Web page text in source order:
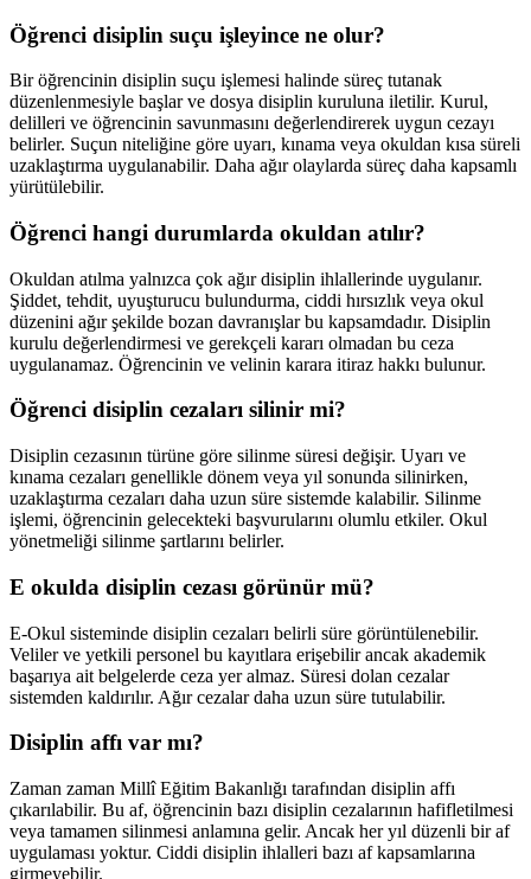
Öğrenci disiplin suçu işleyince ne olur?
Bir öğrencinin disiplin suçu işlemesi halinde süreç tutanak
düzenlenmesiyle başlar ve dosya disiplin kuruluna iletilir. Kurul,
delilleri ve öğrencinin savunmasını değerlendirerek uygun cezayı
belirler. Suçun niteliğine göre uyarı, kınama veya okuldan kısa süreli
uzaklaştırma uygulanabilir. Daha ağır olaylarda süreç daha kapsamlı
yürütülebilir.
Öğrenci hangi durumlarda okuldan atılır?
Okuldan atılma yalnızca çok ağır disiplin ihlallerinde uygulanır.
Şiddet, tehdit, uyuşturucu bulundurma, ciddi hırsızlık veya okul
düzenini ağır şekilde bozan davranışlar bu kapsamdadır. Disiplin
kurulu değerlendirmesi ve gerekçeli kararı olmadan bu ceza
uygulanamaz. Öğrencinin ve velinin karara itiraz hakkı bulunur.
Öğrenci disiplin cezaları silinir mi?
Disiplin cezasının türüne göre silinme süresi değişir. Uyarı ve
kınama cezaları genellikle dönem veya yıl sonunda silinirken,
uzaklaştırma cezaları daha uzun süre sistemde kalabilir. Silinme
işlemi, öğrencinin gelecekteki başvurularını olumlu etkiler. Okul
yönetmeliği silinme şartlarını belirler.
E okulda disiplin cezası görünür mü?
E-Okul sisteminde disiplin cezaları belirli süre görüntülenebilir.
Veliler ve yetkili personel bu kayıtlara erişebilir ancak akademik
başarıya ait belgelerde ceza yer almaz. Süresi dolan cezalar
sistemden kaldırılır. Ağır cezalar daha uzun süre tutulabilir.
Disiplin affı var mı?
Zaman zaman Millî Eğitim Bakanlığı tarafından disiplin affı
çıkarılabilir. Bu af, öğrencinin bazı disiplin cezalarının hafifletilmesi
veya tamamen silinmesi anlamına gelir. Ancak her yıl düzenli bir af
uygulaması yoktur. Ciddi disiplin ihlalleri bazı af kapsamlarına
girmeyebilir.